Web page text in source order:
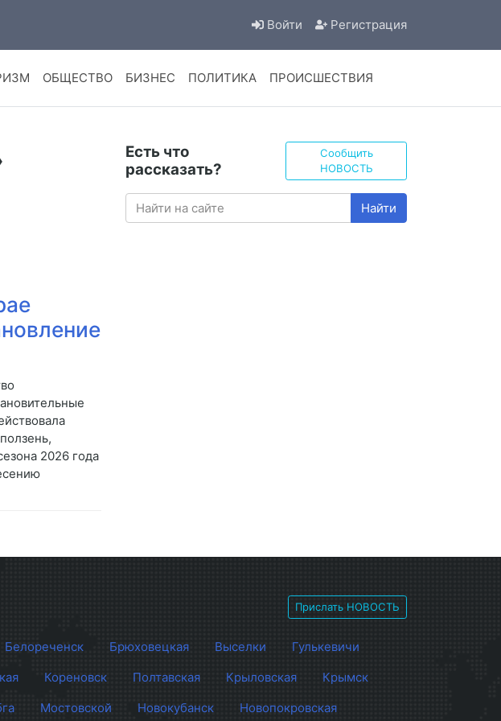
Войти Регистрация
ОБЩЕСТВО БИЗНЕС ПОЛИТИКА ПРОИСШЕСТВИЯ
2026 года
Есть что
рассказать?
Сообщить
НОВОСТЬ
Найти
Прислать НОВОСТЬ
Белореченск Брюховецкая Выселки
Гулькевичи
Кореновск Полтавская Крыловская
Крымск
Мостовской Новокубанск Новопокровская